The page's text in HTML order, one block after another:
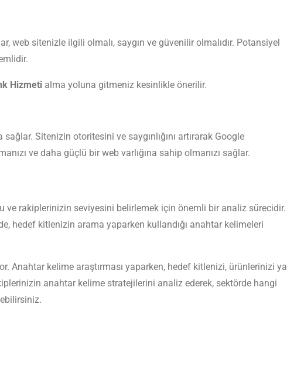
sitenizle ilgili olmalı, saygın ve güvenilir olmalıdır. Potansiyel
Hizmeti alma yoluna gitmeniz kesinlikle önerilir.
sağlar. Sitenizin otoritesini ve saygınlığını artırarak Google
ve daha güçlü bir web varlığına sahip olmanızı sağlar.
rakiplerinizin seviyesini belirlemek için önemli bir analiz sürecidir.
hedef kitlenizin arama yaparken kullandığı anahtar kelimeleri
Anahtar kelime araştırması yaparken, hedef kitlenizi, ürünlerinizi ya
anahtar kelime stratejilerini analiz ederek, sektörde hangi